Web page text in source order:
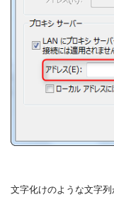
文字化けのような文字